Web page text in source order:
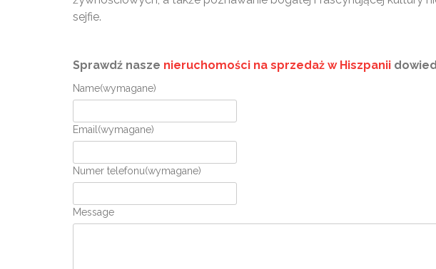
sejfie.
Sprawdź nasze nieruchomości na sprzedaż w Hiszpanii
Name(wymagane)
Email (wymagane)
Numer telefonu(wymagane)
Message